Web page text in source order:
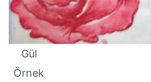
Gül
Örnek